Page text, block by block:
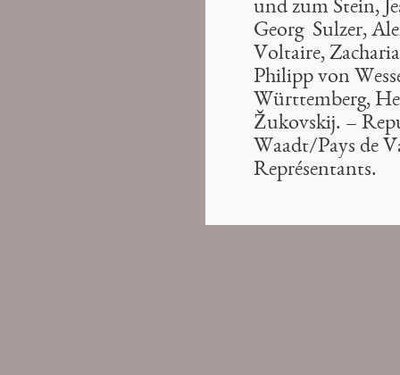
und zum Stein,
Georg Sulzer,
Voltaire,
Philipp von
Württemberg,
Žukovskij. –
Waadt/Pays de
Représentants.